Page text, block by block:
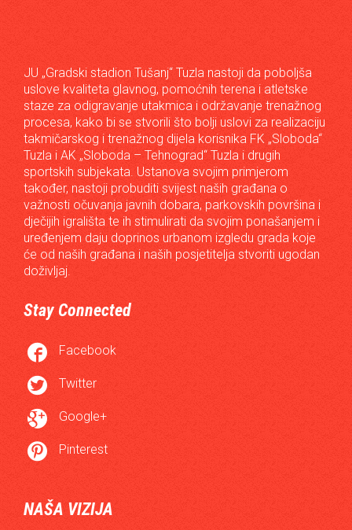
JU „Gradski stadion Tušanj“ Tuzla nastoji da poboljša
uslove kvaliteta glavnog, pomoćnih terena i atletske
staze za odigravanje utakmica i održavanje trenažnog
procesa, kako bi se stvorili što bolji uslovi za realizaciju
takmičarskog i trenažnog dijela korisnika FK „Sloboda“
Tuzla i AK „Sloboda – Tehnograd“ Tuzla i drugih
sportskih subjekata. Ustanova svojim primjerom
također, nastoji probuditi svijest naših građana o
važnosti očuvanja javnih dobara, parkovskih površina i
dječijih igrališta te ih stimulirati da svojim ponašanjem i
uređenjem daju doprinos urbanom izgledu grada koje
će od naših građana i naših posjetitelja stvoriti ugodan
doživljaj.
Stay Connected
 Facebook
 Twitter
 Google+
 Pinterest
NAŠA VIZIJA